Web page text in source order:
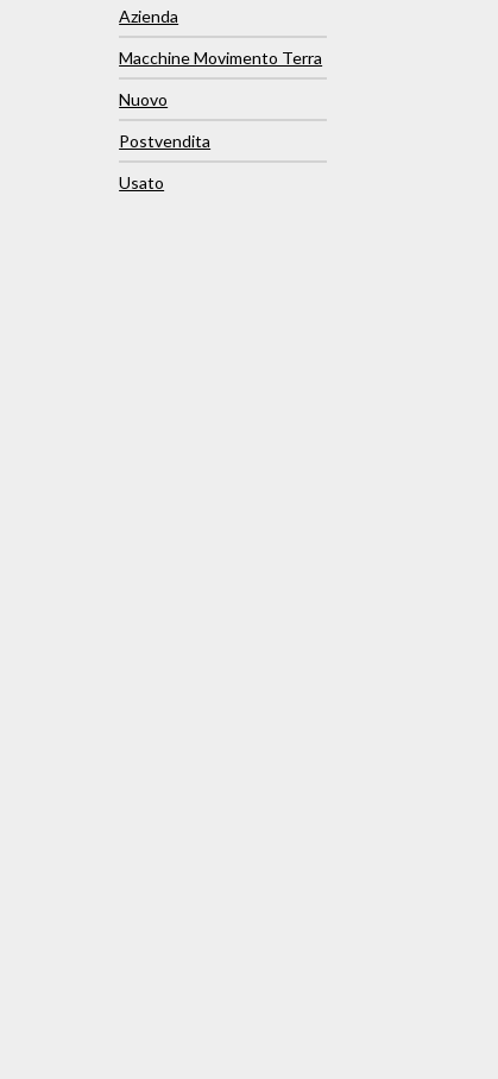
Azienda
Macchine Movimento Terra
Nuovo
Postvendita
Usato